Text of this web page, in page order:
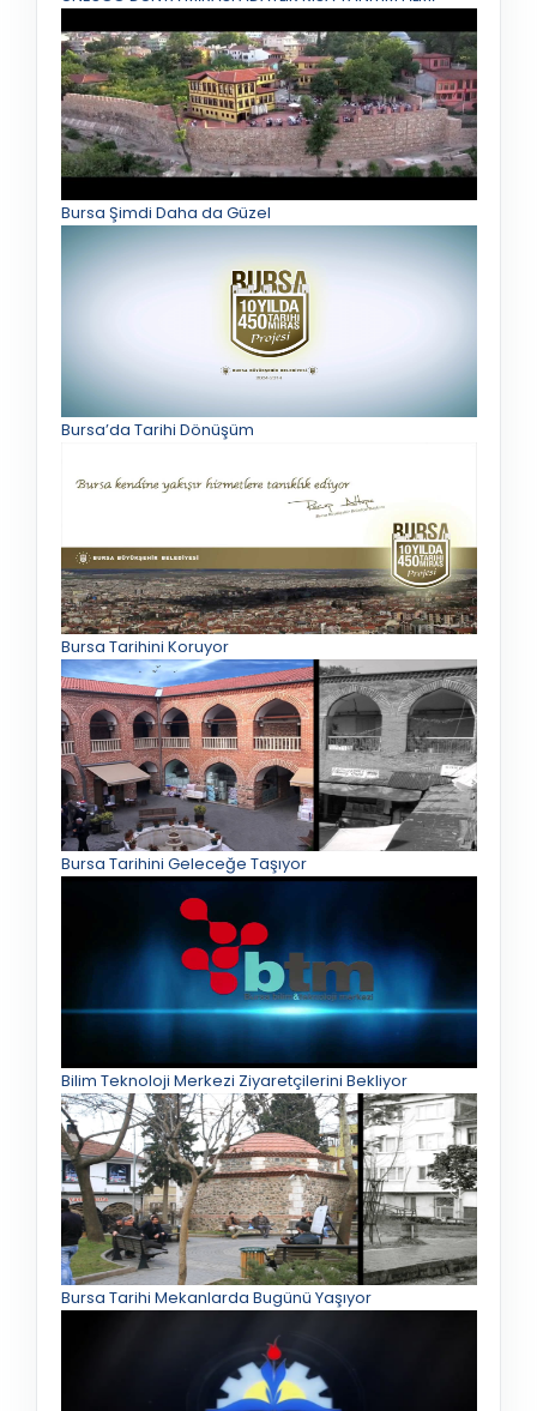
Bursa Şimdi Daha da Güzel
Bursa’da Tarihi Dönüşüm
Bursa Tarihini Koruyor
Bursa Tarihini Geleceğe Taşıyor
Bilim Teknoloji Merkezi Ziyaretçilerini Bekliyor
Bursa Tarihi Mekanlarda Bugünü Yaşıyor